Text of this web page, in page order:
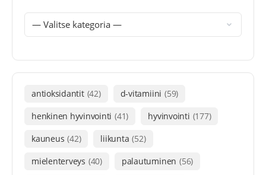
antioksidantit (42) d-vitamiini (59)
henkinen hyvinvointi (41) hyvinvointi (177)
kauneus (42) liikunta (52)
mielenterveys (40) palautuminen (56)